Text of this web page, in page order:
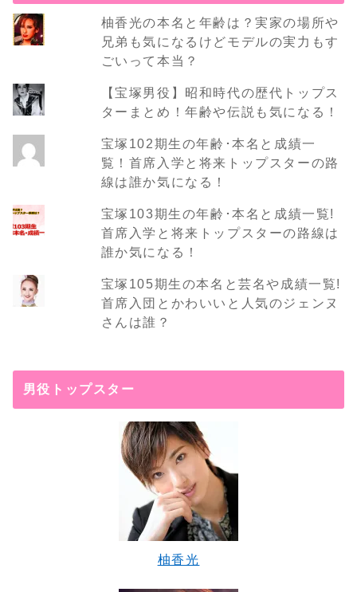
柚香光の本名と年齢は？実家の場所や
兄弟も気になるけどモデルの実力もす
ごいって本当？
【宝塚男役】昭和時代の歴代トップス
ターまとめ！年齢や伝説も気になる！
宝塚102期生の年齢･本名と成績一
覧！首席入学と将来トップスターの路
線は誰か気になる！
宝塚103期生の年齢･本名と成績一覧!
首席入学と将来トップスターの路線は
誰か気になる！
宝塚105期生の本名と芸名や成績一覧!
首席入団とかわいいと人気のジェンヌ
さんは誰？
男役トップスター
柚香光